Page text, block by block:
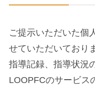
ご提示いただいた個
せていただいており
指導記録、指導状況
LOOPFCのサービス